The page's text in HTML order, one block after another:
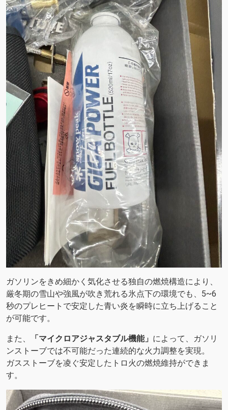
ガソリンをきめ細かく気化させる独自の燃焼構造により、
厳冬期の雪山や強風が吹き荒れる氷点下の環境でも、5~6
秒のプレヒートで安定した青い炎を瞬時に立ち上げること
が可能です。
また、 「マイクロアジャスタブル機能」 によって、ガソリ
ンストーブでは不可能だった連続的な火力調整を実現。
ガスストーブを凌ぐ安定したトロ火の燃焼維持ができま
す。